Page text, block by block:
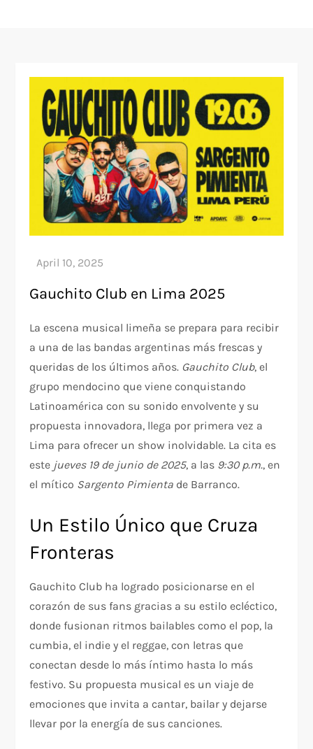
Gauchito Club en Lima 2025
La escena musical limeña se prepara para recibir
a una de las bandas argentinas más frescas y
queridas de los últimos años. Gauchito Club, el
grupo mendocino que viene conquistando
Latinoamérica con su sonido envolvente y su
propuesta innovadora, llega por primera vez a
Lima para ofrecer un show inolvidable. La cita es
este jueves 19 de junio de 2025, a las 9:30 p.m., en
el mítico Sargento Pimienta de Barranco.
Un Estilo Único que Cruza
Fronteras
Gauchito Club ha logrado posicionarse en el
corazón de sus fans gracias a su estilo ecléctico,
donde fusionan ritmos bailables como el pop, la
cumbia, el indie y el reggae, con letras que
conectan desde lo más íntimo hasta lo más
festivo. Su propuesta musical es un viaje de
emociones que invita a cantar, bailar y dejarse
llevar por la energía de sus canciones.